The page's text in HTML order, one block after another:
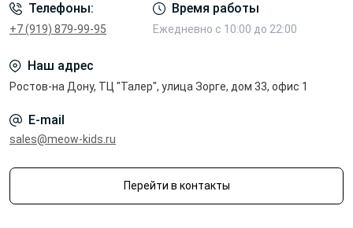
Телефоны:
+7 (919) 879-99-95
Время работы
Ежедневно с 10:00 до 22:00
Наш адрес
Ростов-на Дону, ТЦ "Талер", улица Зорге, дом 33, офис 1
E-mail
sales@meow-kids.ru
Перейти в контакты